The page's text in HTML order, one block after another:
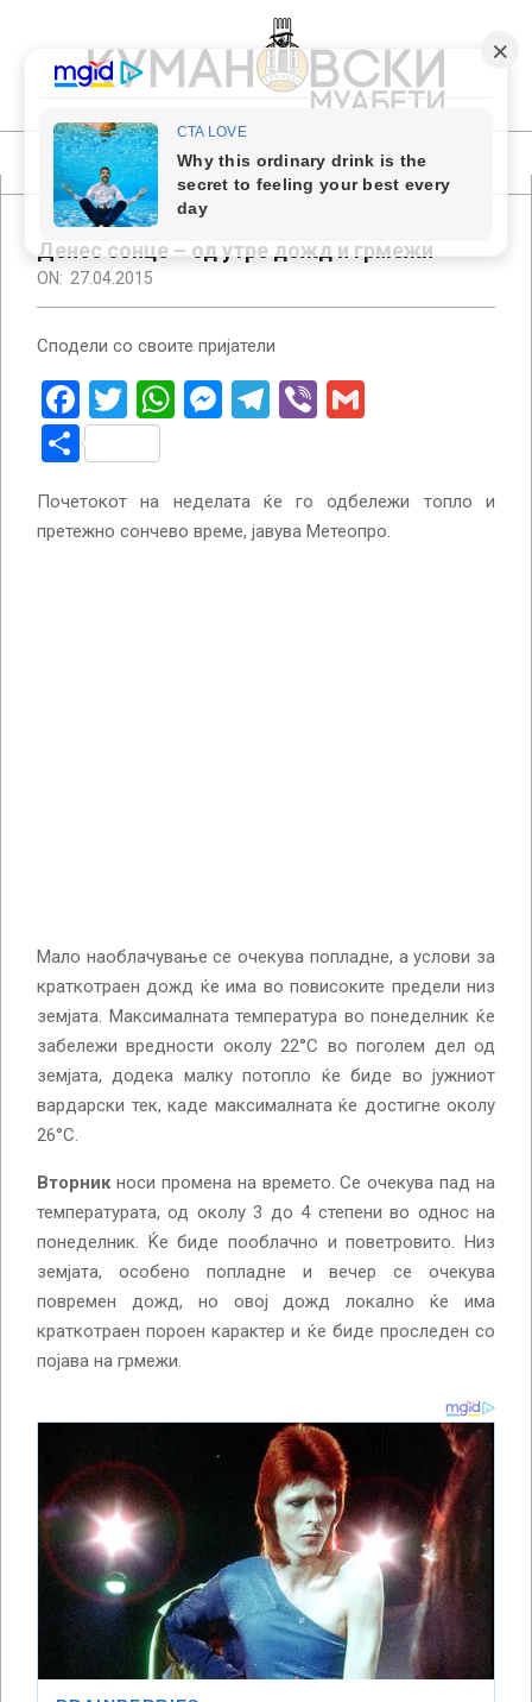
content
КУМАНОВСКИ
МУАБЕТИ
Primary
Navigation
MenuДенес сонце – од утре дожд и грмежи
ON: 27.04.2015
Сподели со своите пријатели
Facebook
Twitter
WhatsApp
Messenger
Telegram
Viber
Share
Почетокот на неделата ќе го одбележи топло и
претежно сончево време, јавува Метеопро.
Мало наоблачување се очекува попладне, а услови за
краткотраен дожд ќе има во повисоките предели низ
земјата. Максималната температура во понеделник ќе
забележи вредности околу 22°С во поголем дел од
земјата, додека малку потопло ќе биде во јужниот
вардарски тек, каде максималната ќе достигне околу
26°С.
Вторникноси промена на времето. Се очекува пад на
температурата, од околу 3 до 4 степени во однос на
понеделник. Ќе биде пооблачно и поветровито. Низ
земјата, особено попладне и вечер се очекува
повремен дожд, но овој дожд локално ќе има
краткотраен пороен карактер и ќе биде проследен со
појава на грмежи.